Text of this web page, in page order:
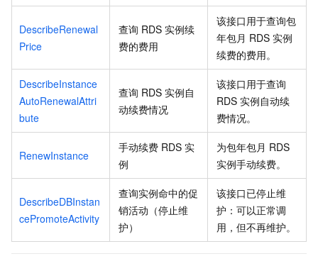
DescribeRenewal
Price
查询 RDS 实例续
费的费用
该接口用于查询包
年包月 RDS 实例
续费的费用。
DescribeInstance
AutoRenewalAttri
bute
查询 RDS 实例自
动续费情况
该接口用于查询
RDS 实例自动续
费情况。
RenewInstance
手动续费 RDS 实
例
为包年包月 RDS
实例手动续费。
DescribeDBInstan
cePromoteActivity
查询实例命中的促
销活动（停止维
护）
该接口已停止维
护：可以正常调
用，但不再维护。